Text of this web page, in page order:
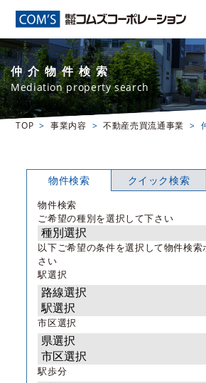
仲介物件検索
Mediation property search
TOP 事業内容 不動産売買流通事業
物件検索
物件検索
ご希望の種別を選択して下さい
以下ご希望の条件を選択して物件検
さい
駅選択
市区選択
駅歩分
クイック検索